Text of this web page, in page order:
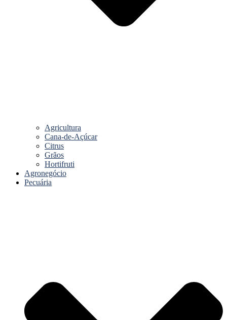
Agricultura
Cana-de-Açúcar
Citrus
Grãos
Hortifruti
Agronegócio
Pecuária